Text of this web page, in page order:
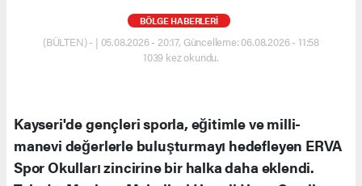
BÖLGE HABERLERİ
(BÜLTEN) - | 05.08.2026 - 20:17, Güncelleme: 06.08.2026 - 11:58
1039 kez okundu.
Kayseri'de gençleri sporla, eğitimle ve milli-
manevi değerlerle buluşturmayı hedefleyen ERVA
Spor Okulları zincirine bir halka daha eklendi.